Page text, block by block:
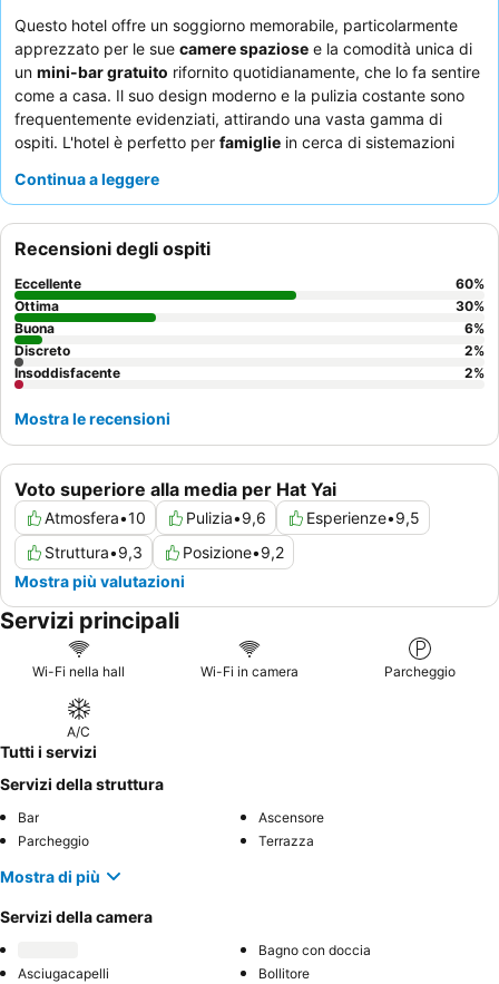
Questo hotel offre un soggiorno memorabile, particolarmente
apprezzato per le sue camere spaziose e la comodità unica di
un mini-bar gratuito rifornito quotidianamente, che lo fa sentire
come a casa. Il suo design moderno e la pulizia costante sono
frequentemente evidenziati, attirando una vasta gamma di
ospiti. L'hotel è perfetto per famiglie in cerca di sistemazioni
privato, eviaggiatori singoli
trasporto propri
troveranno il parcheggio disponibile un
vantaggio significativo. Per migliorare la tua esperienza,
considera di sfruttare appieno gli snack e le bevande gratuiti in
camera e preparati a una breve passeggiata o a un rapido
tragitto per raggiungere le principali attrazioni della città.
Continua a leggere
Voto superiore alla media per Hat Yai
Atmosfera•10 Pulizia•9,6 Esperienze•9,5
Struttura•9,3 Posizione•9,2
Mostra più valutazioni
Recensioni degli ospiti
Eccellente 60%
Ottima
30%
Buona
6%
Discreto
2%
Insoddisfacente
2%
Mostra le recensioni
Servizi principali
Wi-Fi nella hall Wi-Fi in camera Parcheggio
A/C
Tutti i servizi
Servizi della struttura
Bar
Ascensore
Parcheggio
Terrazza
Mostra di più
Servizi della camera
Bagno con doccia
Asciugacapelli
Bollitore